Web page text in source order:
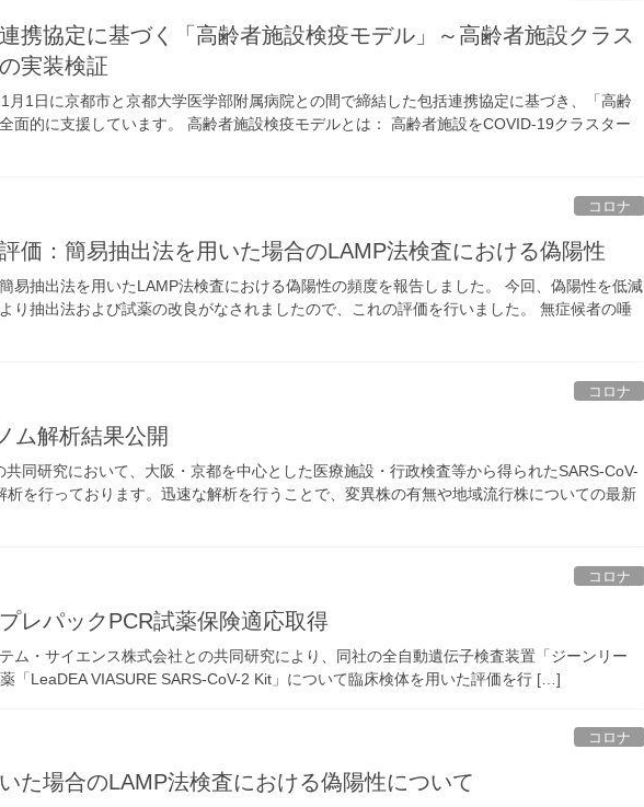
携協定に基づく「高齢者施設検疫モデル」～高齢者施設クラス
実装検証
月1日に京都市と京都大学医学部附属病院との間で締結した包括連携協定に基づき、「高齢
面的に支援しています。 高齢者施設検疫モデルとは： 高齢者施設をCOVID-19クラスター
コロナ
価：簡易抽出法を用いた場合のLAMP法検査における偽陽性
易抽出法を用いたLAMP法検査における偽陽性の頻度を報告しました。 今回、偽陽性を低減
り抽出法および試薬の改良がなされましたので、これの評価を行いました。 無症候者の唾
コロナ
ム解析結果公開
共同研究において、大阪・京都を中心とした医療施設・行政検査等から得られたSARS-CoV-
析を行っております。迅速な解析を行うことで、変異株の有無や地域流行株についての最新
コロナ
レパックPCR試薬保険適応取得
ム・サイエンス株式会社との共同研究により、同社の全自動遺伝子検査装置「ジーンリー
「LeaDEA VIASURE SARS-CoV-2 Kit」について臨床検体を用いた評価を行 […]
コロナ
た場合のLAMP法検査における偽陽性について